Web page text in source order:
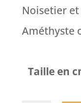
Noisetier
Améthyste
Taille en